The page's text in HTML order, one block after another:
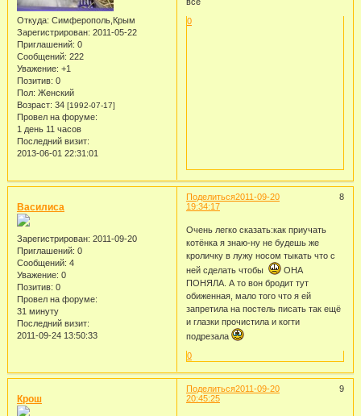
Откуда: Симферополь,Крым
Зарегистрирован: 2011-05-22
Приглашений: 0
Сообщений: 222
Уважение: +1
Позитив: 0
Пол: Женский
Возраст: 34 [1992-07-17]
Провел на форуме:
1 день 11 часов
Последний визит:
2013-06-01 22:31:01
0
Поделиться 8
2011-09-20
19:34:17
Василиса
Зарегистрирован: 2011-09-20
Приглашений: 0
Сообщений: 4
Уважение: 0
Позитив: 0
Провел на форуме:
31 минуту
Последний визит:
2011-09-24 13:50:33
Очень легко сказать:как приучать
котёнка я знаю-ну не будешь же
кроличку в лужу носом тыкать что с
ней сделать чтобы
ОНА
ПОНЯЛА. А то вон бродит тут
обиженная, мало того что я ей
запретила на постель писать так ещё
и глазки прочистила и когти
подрезала
0
Поделиться 9
2011-09-20
20:45:25
Крош